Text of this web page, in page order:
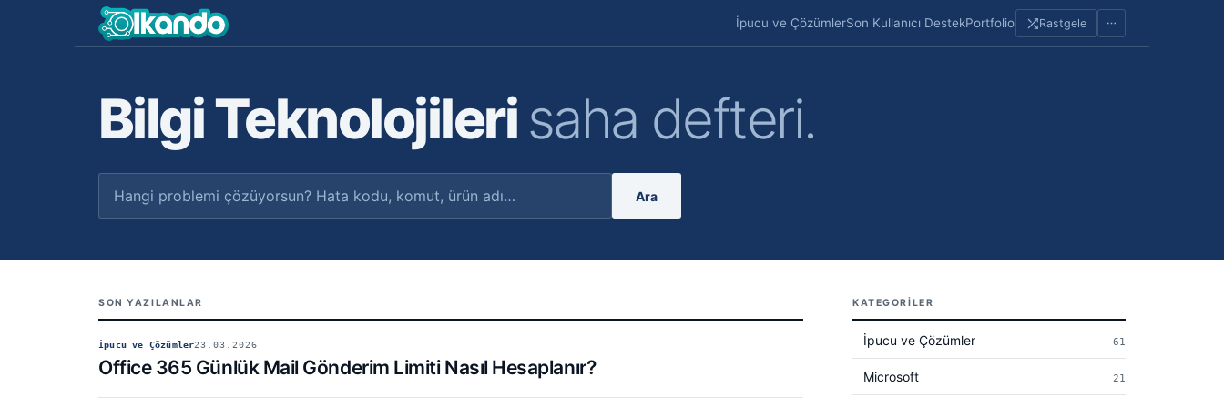
İpucu ve ÇözümlerSon Kullanıcı DestekPortfolio Rastgele Sayfalar
Bilgi Teknolojilerisaha defteri.
Ara
SON YAZILANLAR
İpucu ve Çözümler23.03.2026
Office 365 Günlük Mail Gönderim Limiti Nasıl Hesaplanır?
KATEGORILER
İpucu ve Çözümler 61
Microsoft 21